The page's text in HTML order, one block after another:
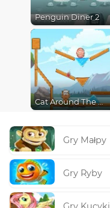
Penguin Diner 2
Cat Around The World
Gry Małpy
Gry Ryby